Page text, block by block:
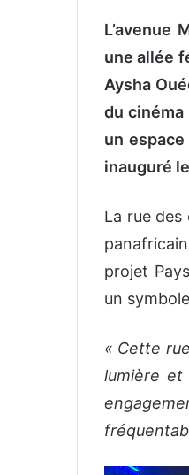
L’avenue
une allée
Aysha
du
un
inauguré
La rue
projet
un
« Cette
lumière